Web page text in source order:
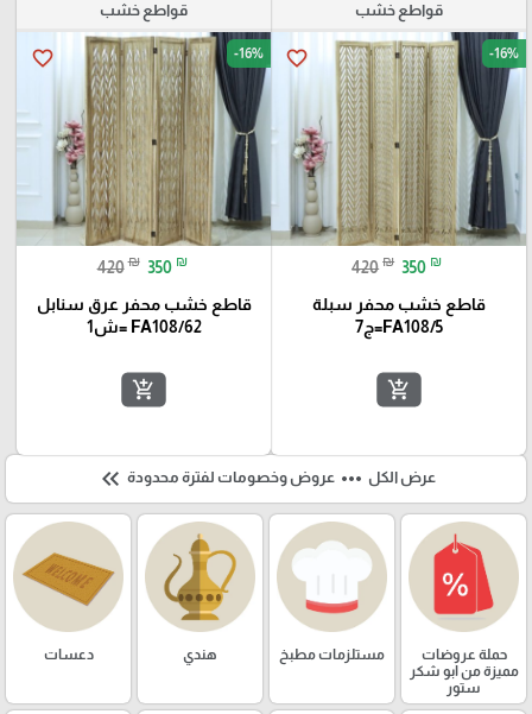
قواطع خشب
favorite_border -16%
420 ₪ 350 ₪
قاطع خشب محفر سبلة
FA108/5=ج7
add_shopping_cart
قواطع خشب
favorite_border -16%
420 ₪ 350 ₪
قاطع خشب محفر عرق سنابل
FA108/62 =ش1
add_shopping_cart
عرض الكل more_horiz عروض وخصومات لفترة محدودة keyboard_double_arrow_left
حملة عروضات
مميزة من ابو شكر
ستور
مستلزمات مطبخ هندي دعسات